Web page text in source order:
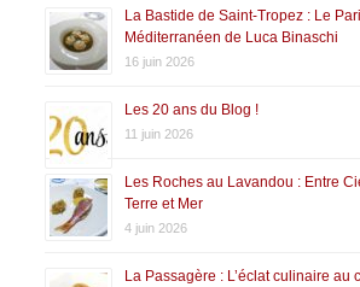
La Bastide de Saint-Tropez : Le Pari
Méditerranéen de Luca Binaschi
16 juin 2026
Les 20 ans du Blog !
11 juin 2026
Les Roches au Lavandou : Entre
Terre et Mer
4 juin 2026
La Passagère : L’éclat culinaire au